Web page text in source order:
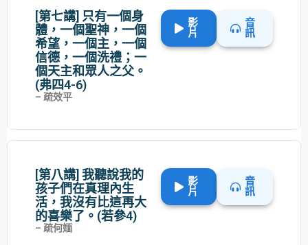
[第七講] 只有一個身
體，一個聖神，一個
希望，一個主，一個
信德，一個洗禮；一
個天主和眾人之父。
(弗四4-6)
– 疏效平
影
片
音
訊
[第八講] 我聽說我的
孩子們在真理內生
活，我沒有比這再大
的喜樂了。(若參4)
– 疏何媔
影
片
音
訊